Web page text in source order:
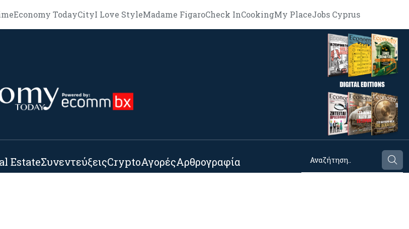
Economy TodayCityI Love StyleMadame FigaroCheck InCookingMy PlaceJobs Cyprus
EstateΣυνεντεύξειςCryptoΑγορέςΑρθρογραφία